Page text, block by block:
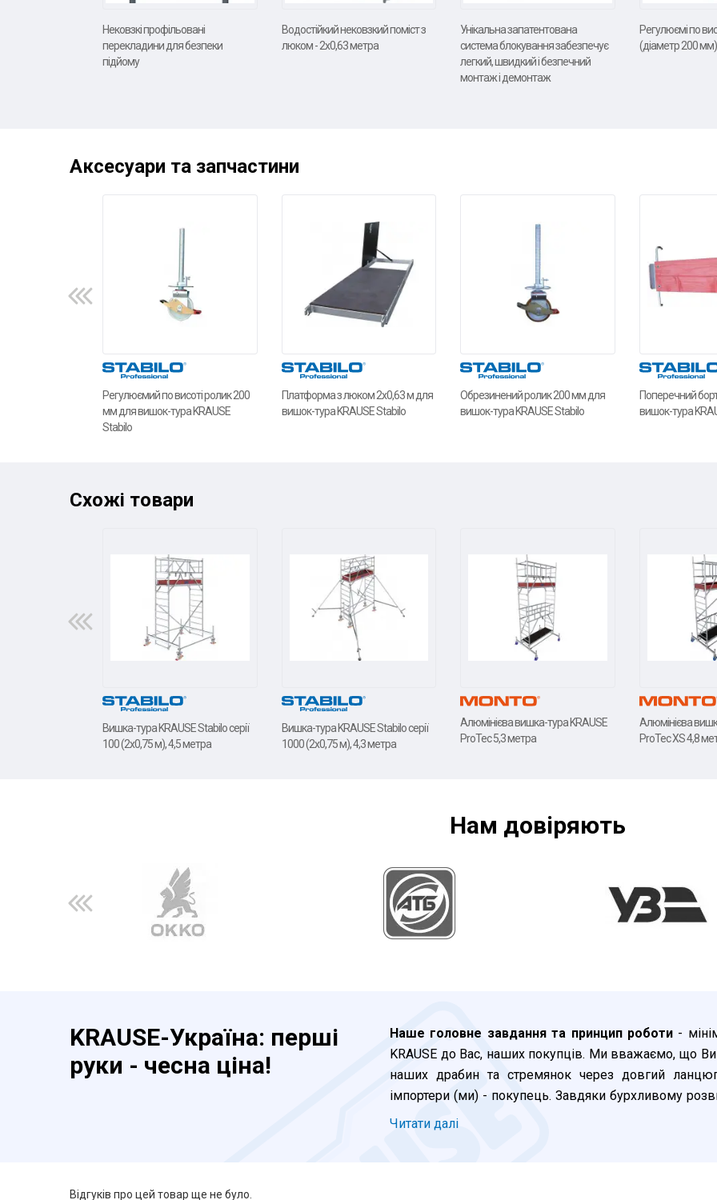
Нековзкі профільовані
перекладини для безпеки
підйому
Водостійкий нековзкий поміст з
люком - 2х0,63 метра
Унікальна запатентована
система блокування забезпечує
легкий, швидкий і безпечний
монтаж і демонтаж
Регулюємі по
(діаметр 200 мм)
Аксесуари та запчастини
Регулюємий по висоті ролик 200
мм для вишок-тура KRAUSE
Stabilo
Платформа з люком 2x0,63 м для
вишок-тура KRAUSE Stabilo
Обрезинений ролик 200 мм для
вишок-тура KRAUSE Stabilo
Поперечний
вишок-тура
Схожі товари
Вишка-тура KRAUSE Stabilo серії
100 (2х0,75 м), 4,5 метра
Вишка-тура KRAUSE Stabilo серії
1000 (2х0,75 м), 4,3 метра
Алюмінієва вишка-тура KRAUSE
ProTec 5,3 метра
Алюмінієва
ProTec XS 4,8
Нам довiряють
KRAUSE-Україна: перші
руки - чесна ціна!
Наше головне завдання та принцип роботи-
KRAUSE до Вас, наших покупців. Ми вважаємо, що
наших драбин та стремянок через довгий
імпортери (ми) - покупець. Завдяки бурхливому
клієнт, який зробив замовлення сьогодні до 16:00,
Читати далi
Відгуків про цей товар ще не було.